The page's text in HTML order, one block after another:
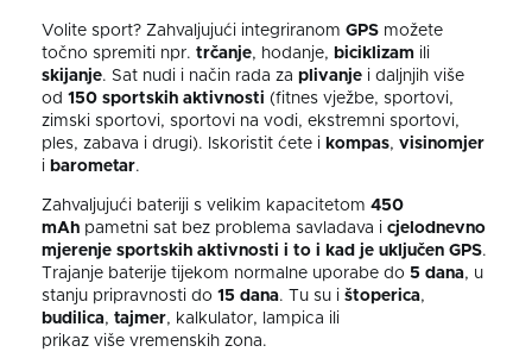
Volite sport? Zahvaljujući integriranom GPS možete
točno spremiti npr. trčanje, hodanje, biciklizam ili
skijanje. Sat nudi i način rada za plivanje i daljnjih više
od 150 sportskih aktivnosti (fitnes vježbe, sportovi,
zimski sportovi, sportovi na vodi, ekstremni sportovi,
ples, zabava i drugi). Iskoristit ćete i kompas, visinomjer
i barometar.
Zahvaljujući bateriji s velikim kapacitetom 450
mAh pametni sat bez problema savladava i cjelodnevno
mjerenje sportskih aktivnosti i to i kad je uključen GPS.
Trajanje baterije tijekom normalne uporabe do 5 dana, u
stanju pripravnosti do 15 dana. Tu su i štoperica,
budilica, tajmer, kalkulator, lampica ili
prikaz više vremenskih zona.